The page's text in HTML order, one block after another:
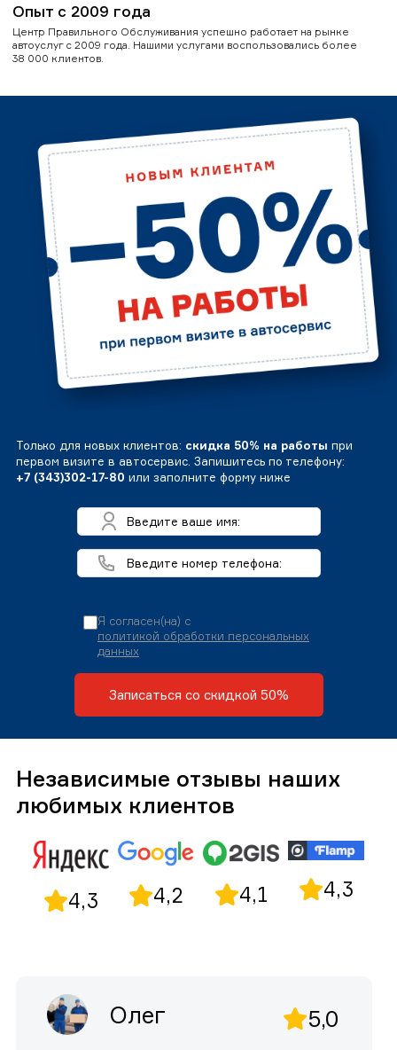
Опыт с 2009 года
Центр Правильного Обслуживания успешно работает на рынке
автоуслуг с 2009 года. Нашими услугами воспользовались более
38 000 клиентов.
Только для новых клиентов: скидка 50% на работы при
первом визите в автосервис. Запишитесь по телефону:
+7 (343)302-17-80 или заполните форму ниже
Я согласен(на) с
политикой обработки персональных
данных
Записаться со скидкой 50%
Независимые отзывы наших
любимых клиентов
4,3 4,2 4,1 4,3
Олег 5,0